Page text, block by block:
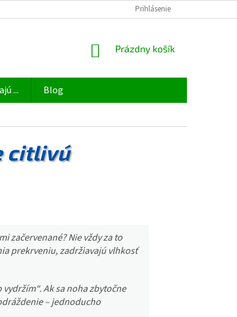
ODSTÚPIŤ OD ZMLUVY TU
Prihlásenie
NÁKUPNÝ
Prázdny košík
... Blog
citlivú
začervenané? Nie vždy za to
prekrveniu, zadržiavajú vlhkosť
Ak sa noha zbytočne
– jednoducho